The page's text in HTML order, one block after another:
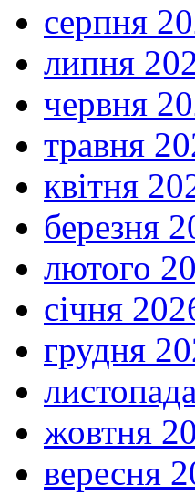
серпня
липня
червня
травня
квітня
березня
лютого
січня
грудня
жовтня
вересня